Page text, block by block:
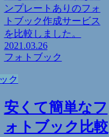
ンプレートありのフォ
トブック作成サービス
を比較しました。
2021.03.26
フォトブック
ク
安くて簡単なフ
ォトブック比較